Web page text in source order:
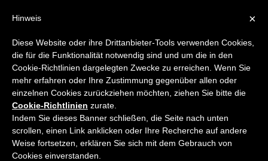
Home
Book Reviews
×
Hinweis
Diese Website oder ihre Drittanbieter-Tools verwenden Cookies,
die für die Funktionalität notwendig sind und um die in den
Cookie-Richtlinien dargelegten Zwecke zu erreichen. Wenn Sie
mehr erfahren oder Ihre Zustimmung gegenüber allen oder
einzelnen Cookies zurückziehen möchten, ziehen Sie bitte die
Cookie-Richtlinien zurate.
Indem Sie dieses Banner schließen, die Seite nach unten
scrollen, einen Link anklicken oder Ihre Recherche auf andere
Weise fortsetzen, erklären Sie sich mit dem Gebrauch von
Cookies einverstanden.